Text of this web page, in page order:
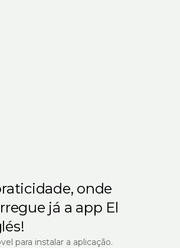
onde
já a app El
para instalar a aplicação.